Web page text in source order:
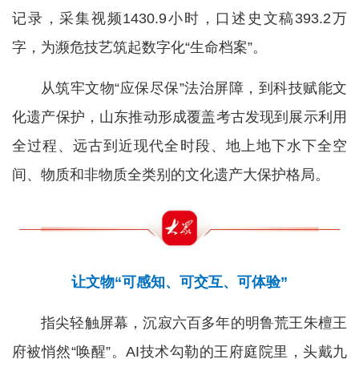
记录，采集视频1430.9小时，口述史文稿393.2万
字，为濒危技艺筑起数字化“生命档案”。
从筑牢文物“应保尽保”法治屏障，到科技赋能文
化遗产保护，山东推动形成覆盖考古发现到展示利用
全过程、远古到近现代全时段、地上地下水下全空
间、物质和非物质全类别的文化遗产大保护格局。
让文物“可感知、可交互、可体验”
指尖轻触屏幕，沉寂六百多年的明鲁荒王朱檀王
府被悄然“唤醒”。AI技术勾勒的王府庭院里，头戴九